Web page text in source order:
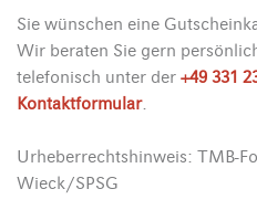
Sie wünschen eine
Wir beraten Sie gern
telefonisch unter der +49 331
Kontaktformular.
Urheberrechtshinweis: TMB-
Wieck/SPSG